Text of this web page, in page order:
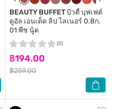
BEAUTY BUFFETบิวตี้ บุฟเฟต์
ดูอัล เอนเด็ด ลิป ไลเนอร์ 0.8ก.
01 พีช นู้ด
฿194.00
฿259.00
(0)